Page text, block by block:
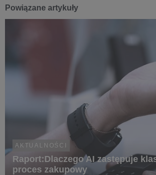
Powiązane artykuły
AKTUALNOŚCI
Raport:Dlaczego AI zastępuje
proces zakupowy